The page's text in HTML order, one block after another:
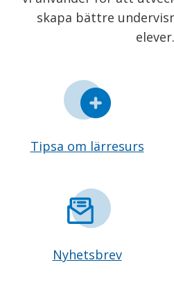
skapa bättre
elever.
Tipsa om lärresurs
Nyhetsbrev